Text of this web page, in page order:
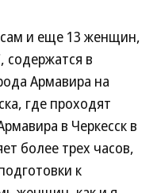
и еще 13 женщин,
в
Армавира на
где проходят
в Черкесск в
более трех часов,
к